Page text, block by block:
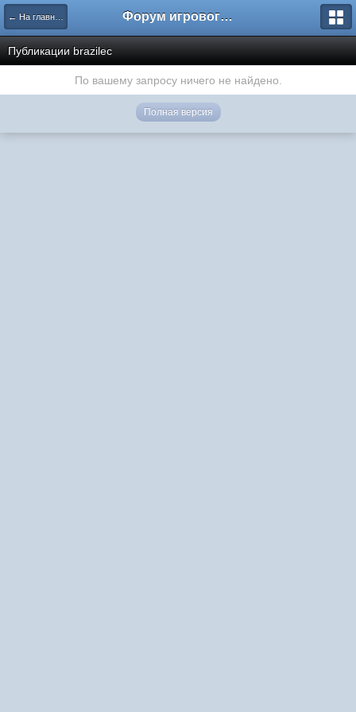
← На главную Форум игрового проекта Riverrise
Публикации brazilec
По вашему запросу ничего не найдено.
Полная версия